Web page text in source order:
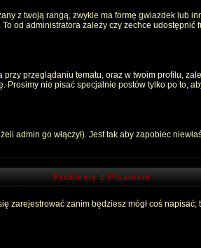
z twoją rangą, zwykle ma formę gwiazdek lub
od administratora zależy czy zechce
przeglądaniu tematu, oraz w twoim profilu,
nie pisać specjalnie postów tylko po to,
admin go włączył). Jest tak aby zapobiec
Problemy z Pisaniem
zarejestrować zanim będziesz mógł coś